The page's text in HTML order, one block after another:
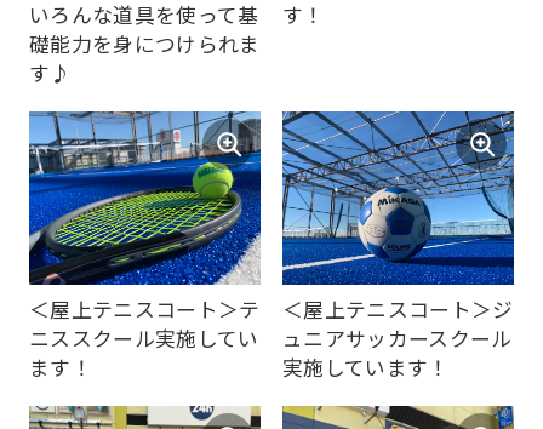
いろんな道具を使って基
礎能力を身につけられま
す♪
す！
＜屋上テニスコート＞テ
ニススクール実施してい
ます！
＜屋上テニスコート＞ジ
ュニアサッカースクール
実施しています！
translation.
The
translation
may
differ
from
the